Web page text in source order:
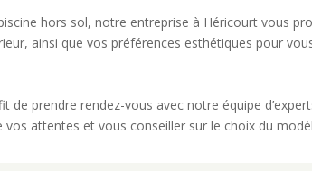
hors sol, notre entreprise à Héricourt vous
ainsi que vos préférences esthétiques pour
de prendre rendez-vous avec notre équipe
attentes et vous conseiller sur le choix du